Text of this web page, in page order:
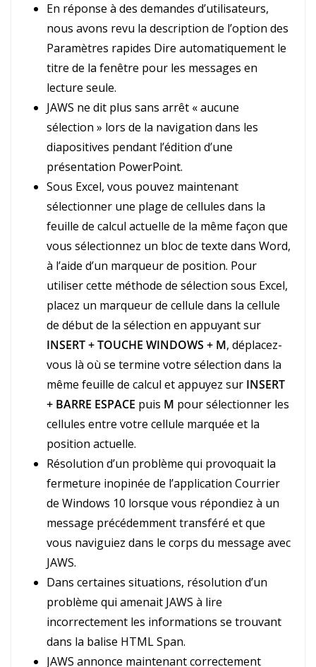
En réponse à des demandes d’utilisateurs,
nous avons revu la description de l’option des
Paramètres rapides Dire automatiquement le
titre de la fenêtre pour les messages en
lecture seule.
JAWS ne dit plus sans arrêt « aucune
sélection » lors de la navigation dans les
diapositives pendant l’édition d’une
présentation PowerPoint.
Sous Excel, vous pouvez maintenant
sélectionner une plage de cellules dans la
feuille de calcul actuelle de la même façon que
vous sélectionnez un bloc de texte dans Word,
à l’aide d’un marqueur de position. Pour
utiliser cette méthode de sélection sous Excel,
placez un marqueur de cellule dans la cellule
de début de la sélection en appuyant sur
INSERT + TOUCHE WINDOWS + M, déplacez-
vous là où se termine votre sélection dans la
même feuille de calcul et appuyez sur INSERT
+ BARRE ESPACE puis M pour sélectionner les
cellules entre votre cellule marquée et la
position actuelle.
Résolution d’un problème qui provoquait la
fermeture inopinée de l’application Courrier
de Windows 10 lorsque vous répondiez à un
message précédemment transféré et que
vous naviguiez dans le corps du message avec
JAWS.
Dans certaines situations, résolution d’un
problème qui amenait JAWS à lire
incorrectement les informations se trouvant
dans la balise HTML Span.
JAWS annonce maintenant correctement